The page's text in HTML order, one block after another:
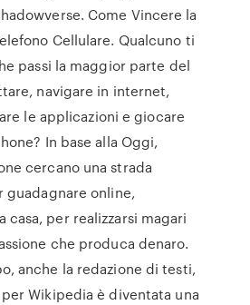
Come Vincere la
Cellulare. Qualcuno ti
passi la maggior parte del
navigare in internet,
le applicazioni e giocare
In base alla Oggi,
cercano una strada
guadagnare online,
casa, per realizzarsi magari
che produca denaro.
anche la redazione di testi,
Wikipedia è diventata una